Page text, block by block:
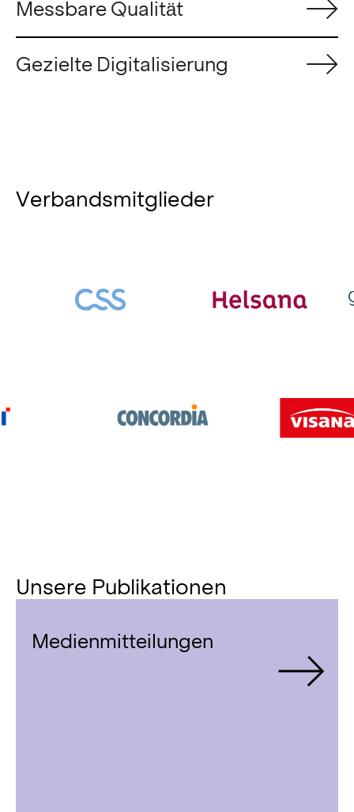
Messbare Qualität
Gezielte Digitalisierung
Verbandsmitglieder
Unsere Publikationen
Medienmitteilungen